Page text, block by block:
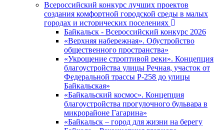
Всероссийский конкурс лучших проектов
создания комфортной городской среды в малых
городах и исторических поселениях
Байкальск - Всероссийский конкурс 2026
«Верхняя набережная». Обустройство
общественного пространства»
«Укрощение строптивой реки». Концепция
благоустройства улицы Речная, участок от
Федеральной трассы Р-258 до улицы
Байкальская»
«Байкальский космос». Концепция
благоустройства прогулочного бульвара в
микрорайоне Гагарина»
«Байкальск – город для жизни на берегу